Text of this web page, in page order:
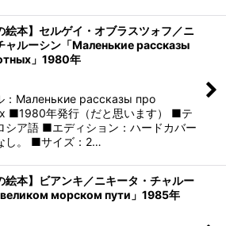
絵本】セルゲイ・オブラスツォフ／ニ
ャルーシン「Маленькие рассказы
」1980年
：Маленькие рассказы про
■1980年発行（だと思います） ■テ
シア語 ■エディション：ハードカバー
し。 ■サイズ：2…
絵本】ビアンキ／ニキータ・チャルー
великом морском пути」1985年